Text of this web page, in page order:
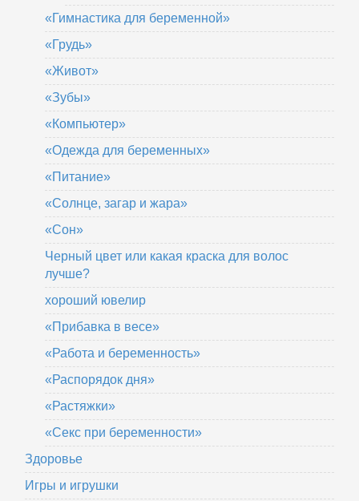
«Гимнастика для беременной»
«Грудь»
«Живот»
«Зубы»
«Компьютер»
«Одежда для беременных»
«Питание»
«Солнце, загар и жара»
«Сон»
Черный цвет или какая краска для волос
лучше?
хороший ювелир
«Прибавка в весе»
«Работа и беременность»
«Распорядок дня»
«Растяжки»
«Секс при беременности»
Здоровье
Игры и игрушки